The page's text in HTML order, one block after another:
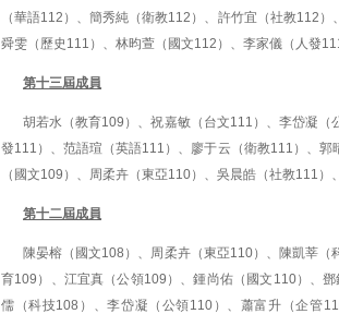
（華語112）、簡秀純（衛教112）、許竹宜（社教112
舜雯（歷史111）、林昀萱（國文112）、李家儀（人發
第十三屆成員
胡若水（教育109）、祝嘉敏（台文111）、李岱凝
發111）、范語瑄（英語111）、廖于云（衛教111）、
（國文109）、周柔卉（東亞110）、吳晨皓（社教111）
第十二屆成員
陳晏榕（國文108）、周柔卉（東亞110）、陳凱莘
育109）、江宜真（公領109）、鍾尚佑（國文110）、
儒（科技108）、李岱凝（公領110）、蕭富升（企管